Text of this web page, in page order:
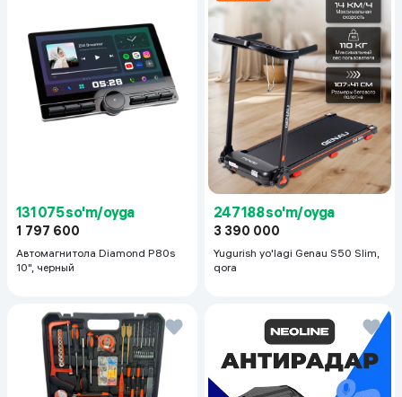
131 075 so'm/oyga
1 797 600
Автомагнитола Diamond P80s
10", черный
247 188 so'm/oyga
3 390 000
Yugurish yo'lagi Genau S50 Slim,
qora